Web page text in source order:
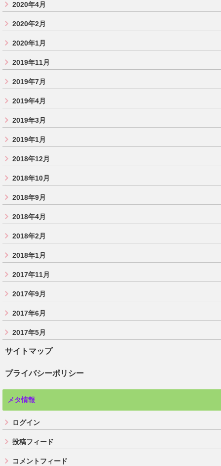
2020年4月
2020年2月
2020年1月
2019年11月
2019年7月
2019年4月
2019年3月
2019年1月
2018年12月
2018年10月
2018年9月
2018年4月
2018年2月
2018年1月
2017年11月
2017年9月
2017年6月
2017年5月
サイトマップ
プライバシーポリシー
メタ情報
ログイン
投稿フィード
コメントフィード